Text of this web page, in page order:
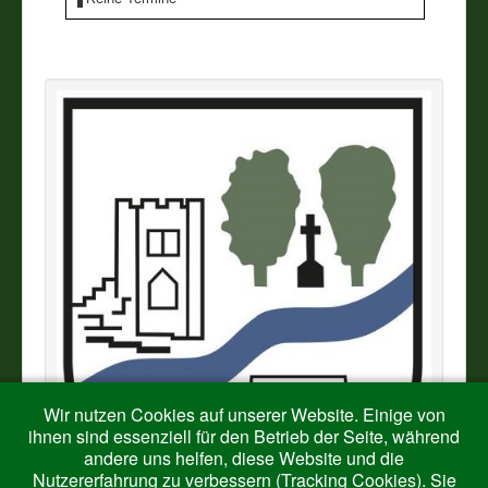
Impressum
Wir nutzen Cookies auf unserer Website. Einige von
ihnen sind essenziell für den Betrieb der Seite, während
andere uns helfen, diese Website und die
Nutzererfahrung zu verbessern (Tracking Cookies). Sie